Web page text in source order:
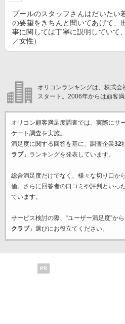
プールのスタッフさんはだいたい
の要望をきちんと聞いてあげて、
事に関しては丁寧に説明していて
／女性）
オリコンランキングは、株式
スタート。2006年からは顧客満
オリコン顧客満足度調査では、実際にサ
ケート調査を実施。
満足度に関する回答を基に、調査企業32
ラブ」ランキングを発表しています。
総合満足度だけでなく、様々な切り口か
価。さらに回答者の口コミや評判といっ
ています。
サービス検討の際、“ユーザー満足度”か
クラブ」選びにお役立てください。
PR